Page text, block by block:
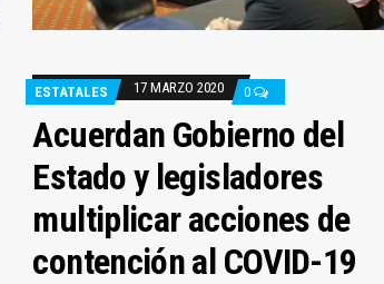
ESTATALES 17 MARZO 2020 0
Acuerdan Gobierno del
Estado y legisladores
multiplicar acciones de
contención al COVID-19